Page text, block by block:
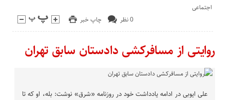
چاپ خبر 0 نظر
اجتماعی
روایتی از مسافرکشی دادستان سابق تهران
علی ایوبی در ادامه یادداشت خود در روزنامه «شرق» نوشت: بله، او که تا